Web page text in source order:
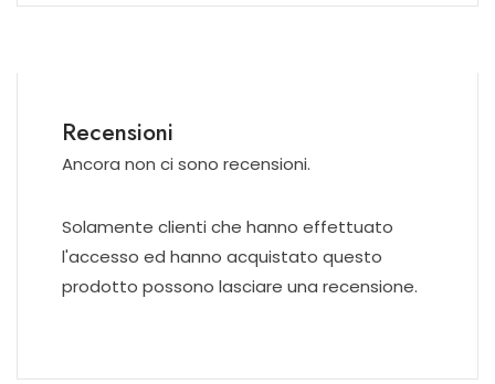
Recensioni
Ancora non ci sono recensioni.
Solamente clienti che hanno effettuato
l'accesso ed hanno acquistato questo
prodotto possono lasciare una recensione.